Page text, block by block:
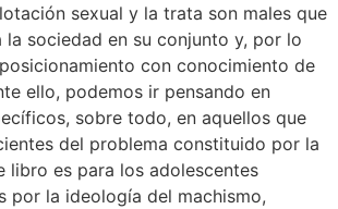
sexual y la trata son males que
la sociedad en su conjunto y, por lo
con conocimiento de
ello, podemos ir pensando en
sobre todo, en aquellos que
del problema constituido por la
libro es para los adolescentes
por la ideología del machismo,